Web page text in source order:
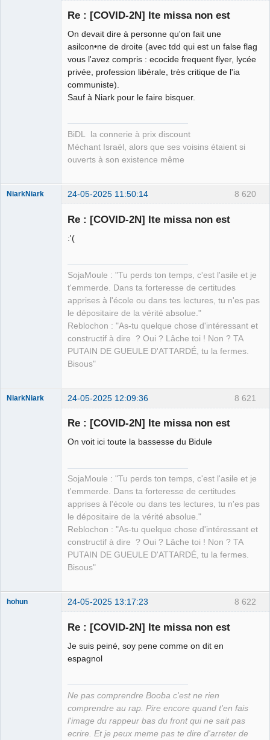
Re : [COVID-2N] Ite missa non est
On devait dire à personne qu'on fait une
asilcon•ne de droite (avec tdd qui est un false flag
vous l'avez compris : ecocide frequent flyer, lycée
privée, profession libérale, très critique de l'ia
communiste).
Sauf à Niark pour le faire bisquer.
BiDL la connerie à prix discount
Méchant Israël, alors que ses voisins étaient si
ouverts à son existence même
8 620
NiarkNiark 24-05-2025 11:50:14
Re : [COVID-2N] Ite missa non est
:'(
SojaMoule : "Tu perds ton temps, c'est l'asile et je
t'emmerde. Dans ta forteresse de certitudes
apprises à l'école ou dans tes lectures, tu n'es pas
le dépositaire de la vérité absolue."
Reblochon : "As-tu quelque chose d'intéressant et
constructif à dire ? Oui ? Lâche toi ! Non ? TA
PUTAIN DE GUEULE D'ATTARDÉ, tu la fermes.
Bisous"
8 621
NiarkNiark 24-05-2025 12:09:36
Re : [COVID-2N] Ite missa non est
On voit ici toute la bassesse du Bidule
SojaMoule : "Tu perds ton temps, c'est l'asile et je
t'emmerde. Dans ta forteresse de certitudes
apprises à l'école ou dans tes lectures, tu n'es pas
le dépositaire de la vérité absolue."
Reblochon : "As-tu quelque chose d'intéressant et
constructif à dire ? Oui ? Lâche toi ! Non ? TA
PUTAIN DE GUEULE D'ATTARDÉ, tu la fermes.
Bisous"
8 622
hohun 24-05-2025 13:17:23
Re : [COVID-2N] Ite missa non est
Je suis peiné, soy pene comme on dit en
espagnol
Ne pas comprendre Booba c'est ne rien
comprendre au rap. Pire encore quand t'en fais
l'image du rappeur bas du front qui ne sait pas
ecrire. Et je peux meme pas te dire d'arreter de